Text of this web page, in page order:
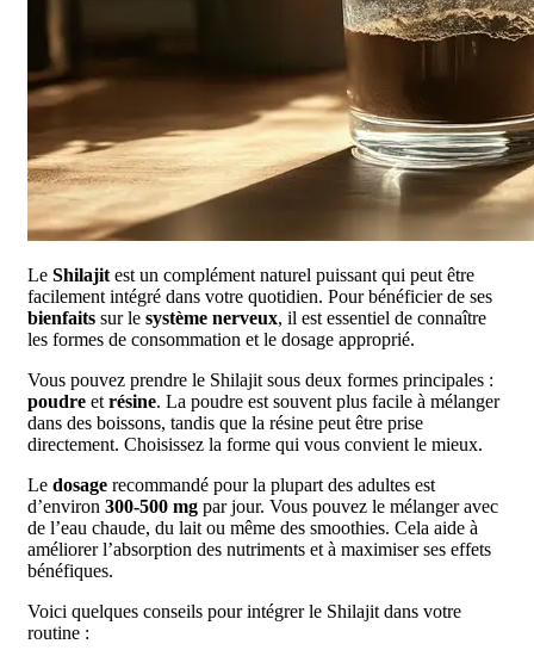
Le Shilajit est un complément naturel puissant qui peut être
facilement intégré dans votre quotidien. Pour bénéficier de ses
bienfaits sur le système nerveux, il est essentiel de connaître
les formes de consommation et le dosage approprié.
Vous pouvez prendre le Shilajit sous deux formes principales :
poudre et résine. La poudre est souvent plus facile à mélanger
dans des boissons, tandis que la résine peut être prise
directement. Choisissez la forme qui vous convient le mieux.
Le dosage recommandé pour la plupart des adultes est
d’environ 300-500 mg par jour. Vous pouvez le mélanger avec
de l’eau chaude, du lait ou même des smoothies. Cela aide à
améliorer l’absorption des nutriments et à maximiser ses effets
bénéfiques.
Voici quelques conseils pour intégrer le Shilajit dans votre
routine :